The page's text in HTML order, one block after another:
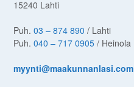
15240 Lahti
Puh. 03 – 874 890 / Lahti
Puh. 040 – 717 0905 / Heinola
myynti@maakunnanlasi.com